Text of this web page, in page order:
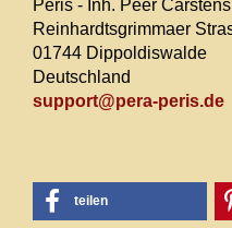
Peris - Inh. Peer Carstens
Reinhardtsgrimmaer
01744 Dippoldiswalde
Deutschland
support@pera-peris.de
teilen